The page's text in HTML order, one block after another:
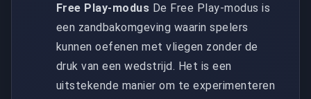
Free Play-modus De Free Play-modus is
een zandbakomgeving waarin spelers
kunnen oefenen met vliegen zonder de
druk van een wedstrijd. Het is een
uitstekende manier om te experimenteren